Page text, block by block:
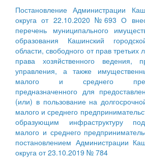
Постановление Администрации
округа от 22.10.2020 №693 О
перечень муниципального
образования Кашинский
области, свободного от прав
права хозяйственного ведения,
управления, а также
малого и среднего
предназначенного для
(или) в пользование на
малого и среднего
образующим инфраструктуру
малого и среднего
постановлением Администрации
округа от 23.10.2019 № 784